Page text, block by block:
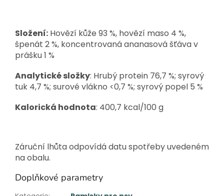
Složení: Hovězí kůže 93 %, hovězí maso 4 %,
špenát 2 %, koncentrovaná ananasová šťáva v
prášku 1 %
Analytické složky: Hrubý protein 76,7 %; syrový
tuk 4,7 %; surové vlákno <0,7 %; syrový popel 5 %
Kalorická hodnota: 400,7 kcal/100 g
Záruční lhůta odpovídá datu spotřeby uvedeném
na obalu.
Doplňkové parametry